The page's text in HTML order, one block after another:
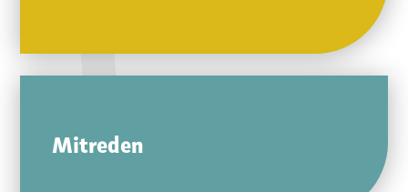
Mitreden